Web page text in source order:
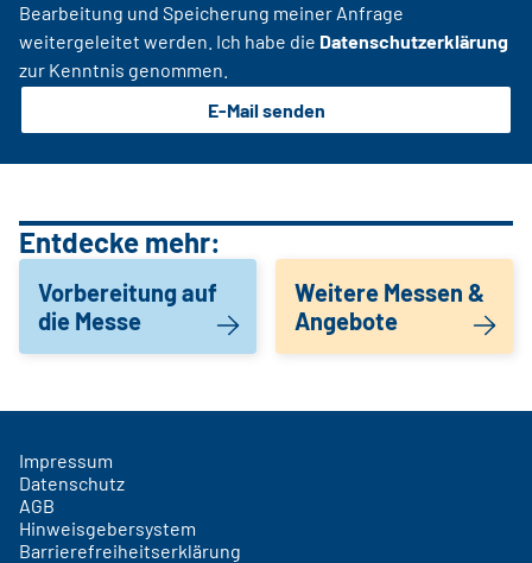
Bearbeitung und Speicherung meiner Anfrage
weitergeleitet werden. Ich habe die Datenschutzerklärung
zur Kenntnis genommen.
E-Mail senden
Entdecke mehr:
Vorbereitung auf
die Messe
Weitere Messen &
Angebote
Impressum
Datenschutz
AGB
Hinweisgebersystem
Barrierefreiheitserklärung